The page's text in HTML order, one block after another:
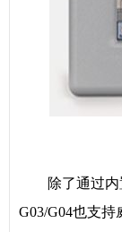
除了通过内
G03/G04也支持